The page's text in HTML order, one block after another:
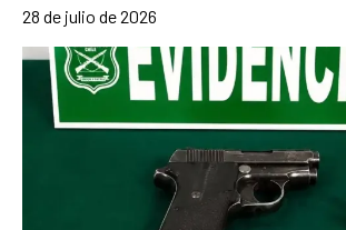
28 de julio de 2026